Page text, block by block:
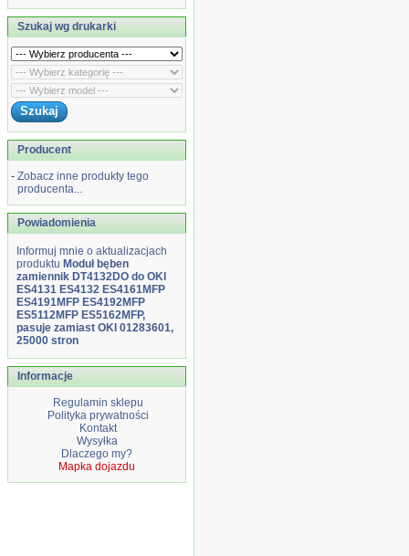
Szukaj wg drukarki
Producent
- Zobacz inne produkty tego
producenta...
Powiadomienia
Informuj mnie o aktualizacjach
produktu Moduł bęben
zamiennik DT4132DO do OKI
ES4131 ES4132 ES4161MFP
ES4191MFP ES4192MFP
ES5112MFP ES5162MFP,
pasuje zamiast OKI 01283601,
25000 stron
Informacje
Regulamin sklepu
Polityka prywatności
Kontakt
Wysyłka
Dlaczego my?
Mapka dojazdu